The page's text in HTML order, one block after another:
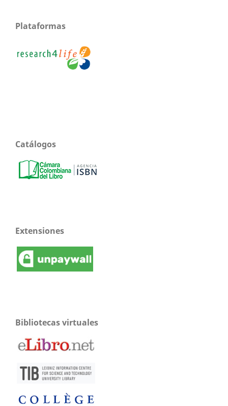
Plataformas
Catálogos
Extensiones
Bibliotecas virtuales